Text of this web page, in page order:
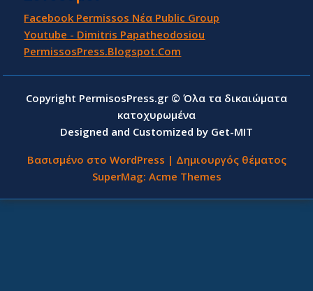
Facebook Permissos Νέα Public Group
Youtube - Dimitris Papatheodosiou
PermissosPress.Blogspot.Com
Copyright PermisosPress.gr © Όλα τα δικαιώματα
κατοχυρωμένα
Designed and Customized by Get-MIT
Βασισμένο στο WordPress | Δημιουργός θέματος
SuperMag: Acme Themes